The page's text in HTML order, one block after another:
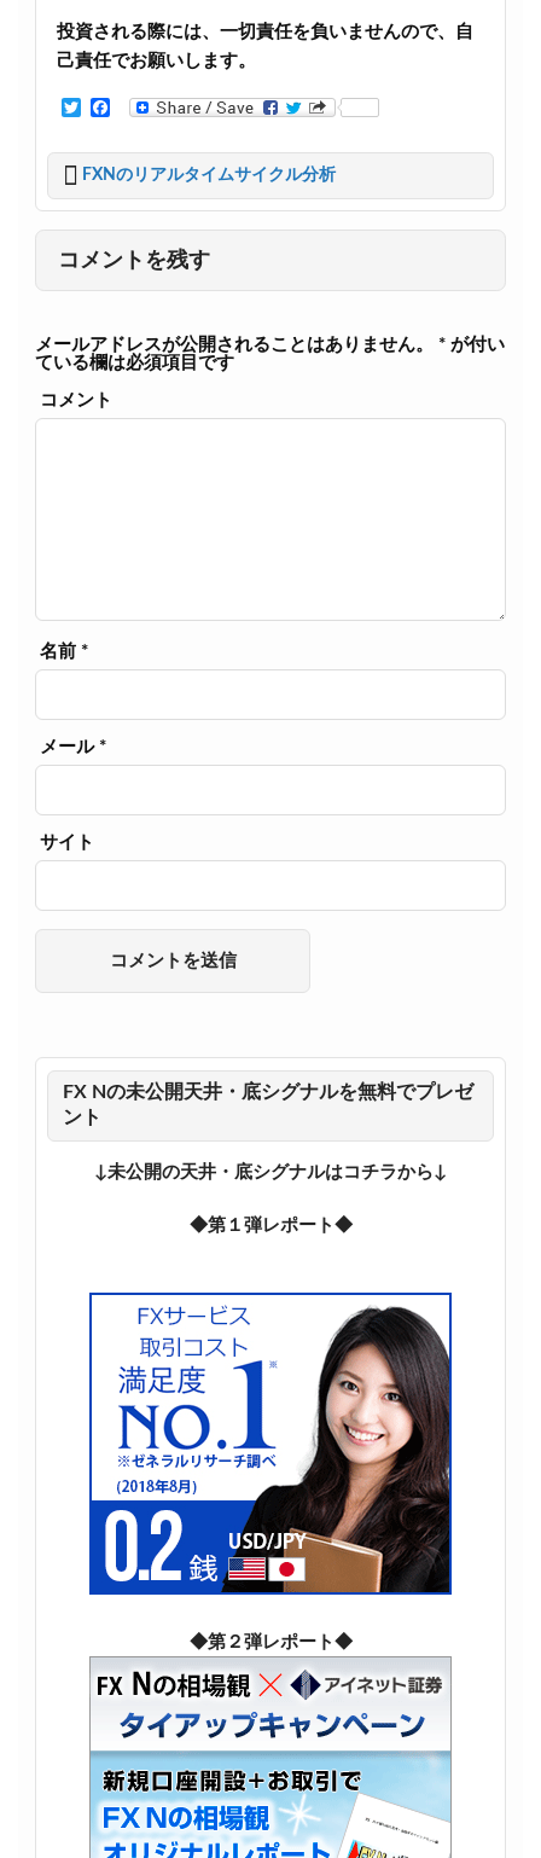
投資される際には、一切責任を負いませんので、自
己責任でお願いします。
t
t
e
e
b
o
FXNのリアルタイムサイクル分析
コメントを残す
メールアドレスが公開されることはありません。 *が付い
ている欄は必須項目です
コメント
名前 *
メール *
サイト
FX Nの未公開天井・底シグナルを無料でプレゼ
ント
↓未公開の天井・底シグナルはコチラから↓
◆第１弾レポート◆
◆第２弾レポート◆